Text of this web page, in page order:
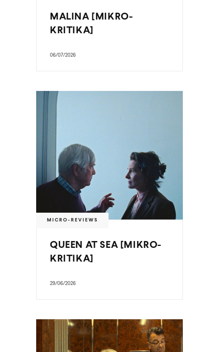
MALINA [MIKRO-
KRITIKA]
06/07/2026
MICRO-REVIEWS
QUEEN AT SEA [MIKRO-
KRITIKA]
29/06/2026